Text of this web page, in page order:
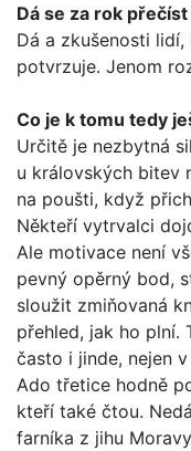
Dá se za rok
Dá a zkušenosti
potvrzuje. Jenom
Co je k tomu tedy
Určitě je nezbytná
u krá­lovských bitev
na poušti, když
Někteří vytrvalci
Ale motivace není
pevný opěrný bod,
sloužit zmiňovaná
přehled, jak ho plní.
často i jinde, nejen
Ado třetice hodně
kte­ří také čtou.
farníka z jihu